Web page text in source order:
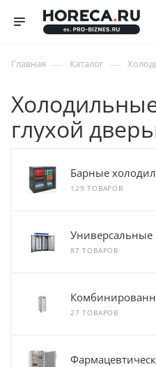
Главная — Каталог —
глухой
Барные
129 ТОВАРОВ
87 ТОВАРОВ
27 ТОВАРОВ